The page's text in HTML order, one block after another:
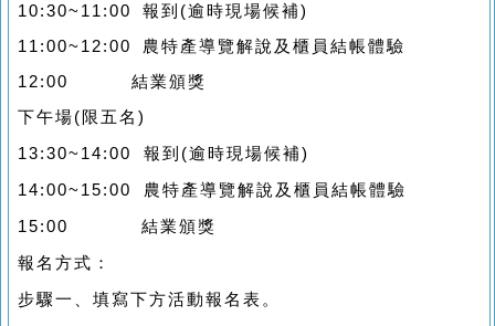
10:30~11:00 報到(逾時現場候補)
11:00~12:00 農特產導覽解說及櫃員結帳體驗
12:00 結業頒獎
下午場(限五名)
13:30~14:00 報到(逾時現場候補)
14:00~15:00 農特產導覽解說及櫃員結帳體驗
15:00 結業頒獎
報名方式：
步驟一、填寫下方活動報名表。